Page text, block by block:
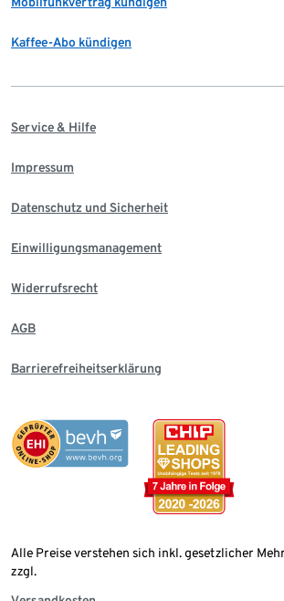
Kaffee-Abo kündigen
Service & Hilfe
Impressum
Datenschutz und Sicherheit
Einwilligungsmanagement
Widerrufsrecht
AGB
Barrierefreiheitserklärung
Alle Preise verstehen sich inkl. gesetzlicher
zzgl.